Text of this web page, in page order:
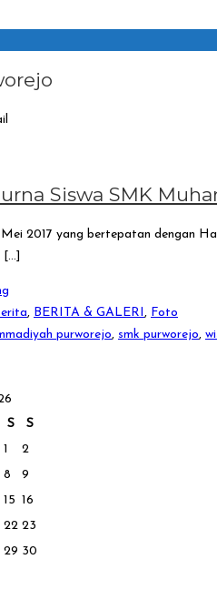
Siswa SMK
2017 yang bertepatan dengan
[…]
, BERITA & GALERI , Foto
purworejo, smk purworejo,
S S
1
2
8
9
15 16
22 23
29 30